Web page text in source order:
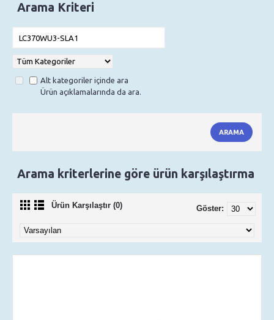
Arama Kriteri
Alt kategoriler içinde ara
Ürün açıklamalarında da ara.
Arama kriterlerine göre ürün karşılaştırma
Ürün Karşılaştır (0) Göster: